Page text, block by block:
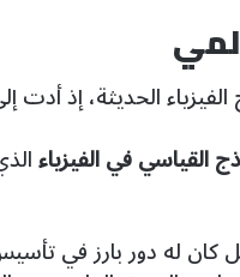
الحديثة، إذ أدت
القياسي في الفيزياء
كان له دور بارز في